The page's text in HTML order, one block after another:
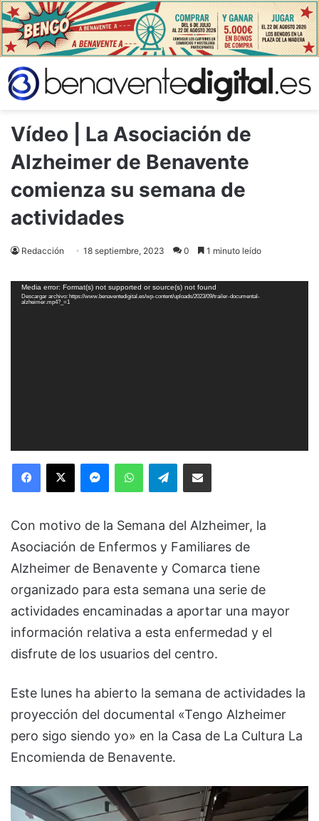
Vídeo | La Asociación de
Alzheimer de Benavente
comienza su semana de
actividades
Redacción 18 septiembre, 2023 0 1 minuto leído
Reproductor
vídeo
Media error: Format(s) not supported or source(s) not found
Descargar archivo: https://www.benaventedigital.es/wp-content/uploads/2023/09/trailer-documental-
alzheimer.mp4?_=1
Facebook
X MessengerWhatsAppTelegramCompartir via Email
Con motivo de la Semana del Alzheimer, la
Asociación de Enfermos y Familiares de
Alzheimer de Benavente y Comarca tiene
organizado para esta semana una serie de
actividades encaminadas a aportar una mayor
información relativa a esta enfermedad y el
disfrute de los usuarios del centro.
Este lunes ha abierto la semana de actividades la
proyección del documental «Tengo Alzheimer
pero sigo siendo yo» en la Casa de La Cultura La
Encomienda de Benavente.